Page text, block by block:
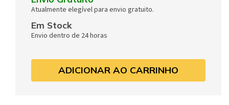
Atualmente elegível para envio gratuito.
Em Stock
Envio dentro de 24 horas
ADICIONAR AO CARRINHO